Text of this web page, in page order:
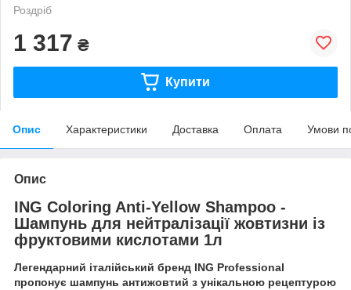
Роздріб
1 317 ₴
Купити
Опис Характеристики Доставка Оплата Умови
Опис
ING Coloring Anti-Yellow Shampoo -
Шампунь для нейтралізації жовтизни із
фруктовими кислотами 1л
Легендарний італійський бренд ING Professional
пропонує шампунь антижовтий з унікальною рецептурою